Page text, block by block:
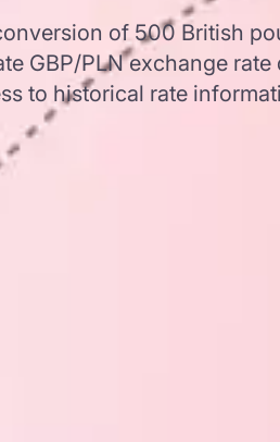
of 500 British
GBP/PLN exchange
to historical rate